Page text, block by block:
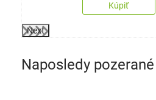
Kúpiť
Next
Naposledy pozerané